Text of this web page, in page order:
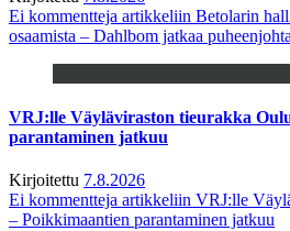
Ei kommentteja artikkeliin Betolarin
osaamista – Dahlbom jatkaa
VRJ:lle Väyläviraston tieurakka
parantaminen jatkuu
Kirjoitettu 7.8.2026
Ei kommentteja artikkeliin VRJ:lle
– Poikkimaantien parantaminen jatkuu